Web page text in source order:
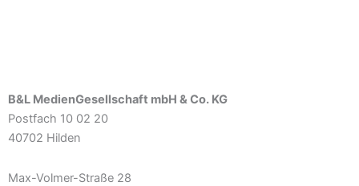
B&L MedienGesellschaft mbH & Co. KG
Postfach 10 02 20
40702 Hilden
Max-Volmer-Straße 28